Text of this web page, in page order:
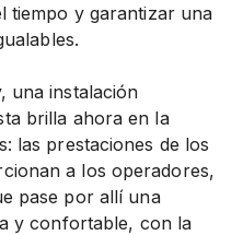
tiempo y garantizar una
una instalación
brilla ahora en la
las prestaciones de los
a los operadores,
pase por allí una
y confortable, con la